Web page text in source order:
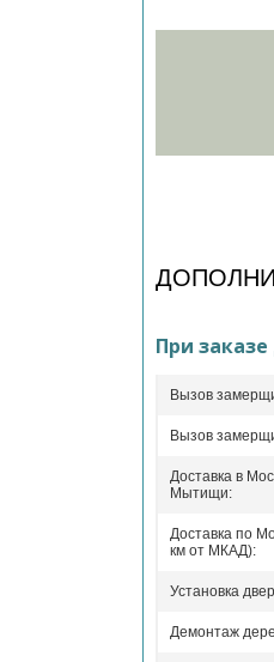
При
Вызов
Вызов
Доставка в
Мытищи:
Доставка по
км от МКАД):
Установка
Демонтаж